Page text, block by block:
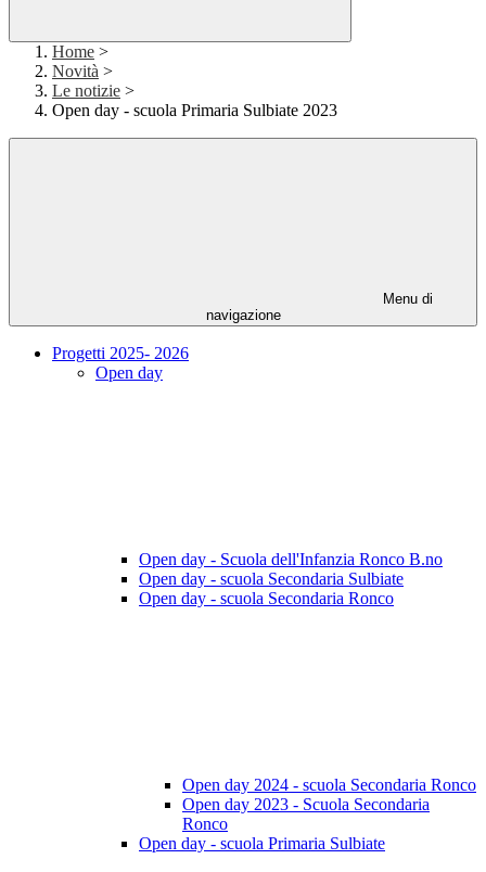
Home >
Novità >
Le notizie >
Open day - scuola Primaria Sulbiate 2023
Menu di
navigazione
Progetti 2025- 2026
Open day
Open day - Scuola dell'Infanzia Ronco B.no
Open day - scuola Secondaria Sulbiate
Open day - scuola Secondaria Ronco
Open day 2024 - scuola Secondaria Ronco
Open day 2023 - Scuola Secondaria
Ronco
Open day - scuola Primaria Sulbiate